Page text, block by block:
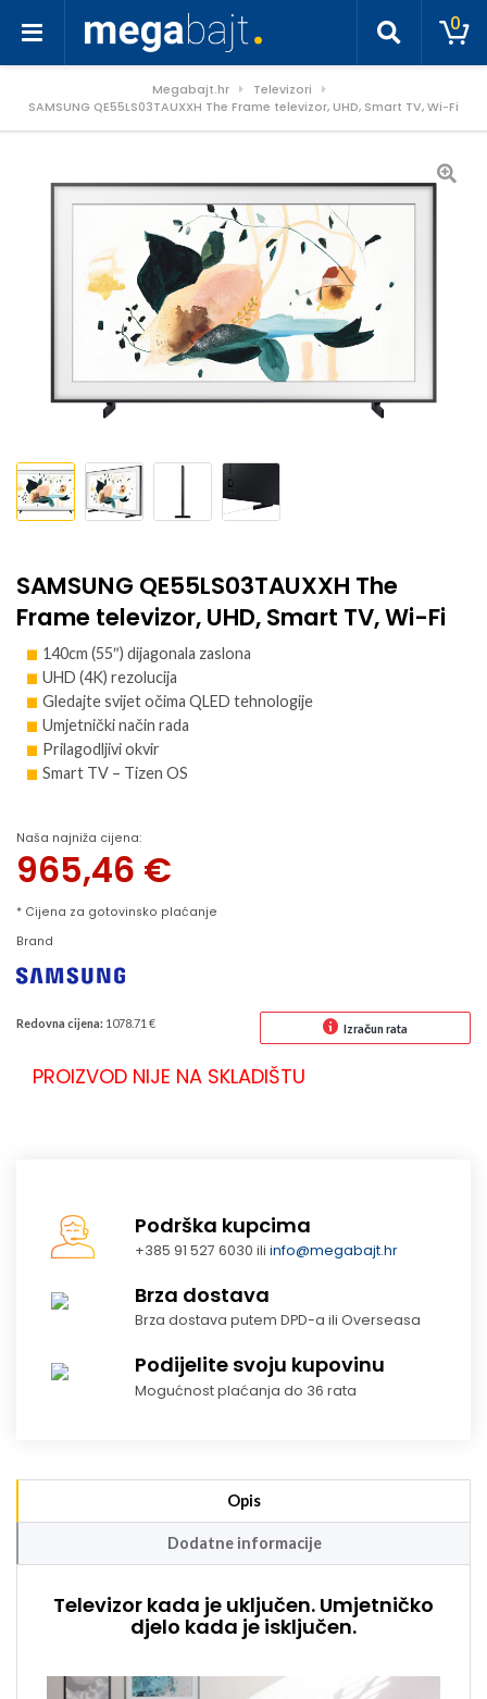
0
Megabajt.hr
Televizori
SAMSUNG QE55LS03TAUXXH The Frame televizor, UHD, Smart TV, Wi-Fi
SAMSUNG QE55LS03TAUXXH The
Frame televizor, UHD, Smart TV, Wi-Fi
140cm (55″) dijagonala zaslona
UHD (4K) rezolucija
Gledajte svijet očima QLED tehnologije
Umjetnički način rada
Prilagodljivi okvir
Smart TV – Tizen OS
Naša najniža cijena:
965,46 €
* Cijena za gotovinsko plaćanje
Brand
Redovna cijena: 1078.71 € Izračun rata
PROIZVOD NIJE NA SKLADIŠTU
Podrška kupcima
+385 91 527 6030 iliinfo@megabajt.hr
Brza dostava
Brza dostava putem DPD-a ili Overseasa
Podijelite svoju kupovinu
Mogućnost plaćanja do 36 rata
Opis
Dodatne informacije
Televizor kada je uključen. Umjetničko
djelo kada je isključen.